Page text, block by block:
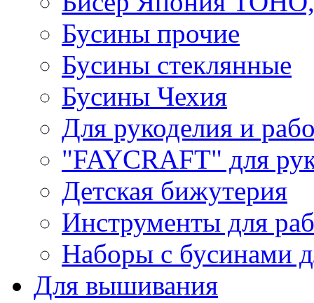
Бусины прочие
Бусины стеклянные
Бусины Чехия
Для рукоделия и
"FAYCRAFT" для
Детская бижутерия
Инструменты для
Наборы с бусинами
Для вышивания